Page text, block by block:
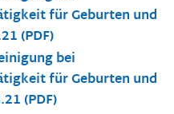
für Geburten und
(PDF)
bei
für Geburten und
(PDF)